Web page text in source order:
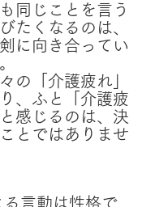
同じことを言う
たくなるのは、
に向き合ってい
の「介護疲れ」
、ふと「介護疲
感じるのは、決
とではありませ